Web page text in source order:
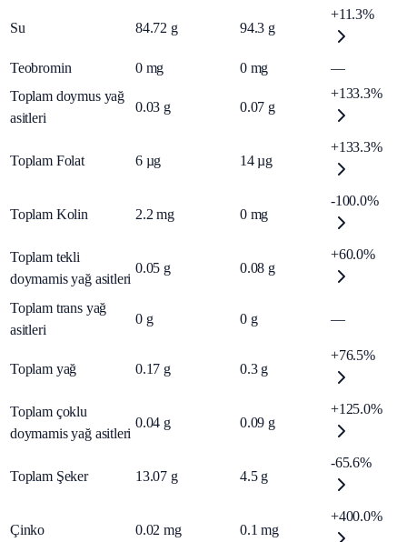
Su 84.72 g 94.3 g
+11.3%
Teobromin 0 mg 0 mg
—
Toplam doymus yağ
asitleri
0.03 g 0.07 g
+133.3%
Toplam Folat 6 µg 14 µg
+133.3%
Toplam Kolin 2.2 mg 0 mg
-100.0%
Toplam tekli
doymamis yağ asitleri
0.05 g 0.08 g
+60.0%
Toplam trans yağ
asitleri
0 g 0 g —
Toplam yağ 0.17 g 0.3 g
+76.5%
Toplam çoklu
doymamis yağ asitleri
0.04 g 0.09 g
+125.0%
Toplam Şeker 13.07 g 4.5 g
-65.6%
Çinko 0.02 mg 0.1 mg
+400.0%